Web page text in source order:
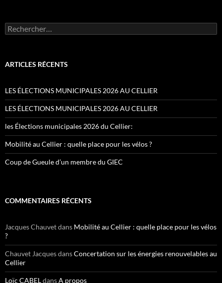
Rechercher :
ARTICLES RÉCENTS
LES ÉLECTIONS MUNICIPALES 2026 AU CELLIER
LES ÉLECTIONS MUNICIPALES 2026 AU CELLIER
les Élections municipales 2026 du Cellier:
Mobilité au Cellier : quelle place pour les vélos ?
Coup de Gueule d’un membre du GIEC
COMMENTAIRES RÉCENTS
Jacques Chauvetdans Mobilité au Cellier : quelle place pour les vélos
?
Chauvet JacquesdansConcertation sur les énergies renouvelables au
Cellier
Loïc CABELdansA propos